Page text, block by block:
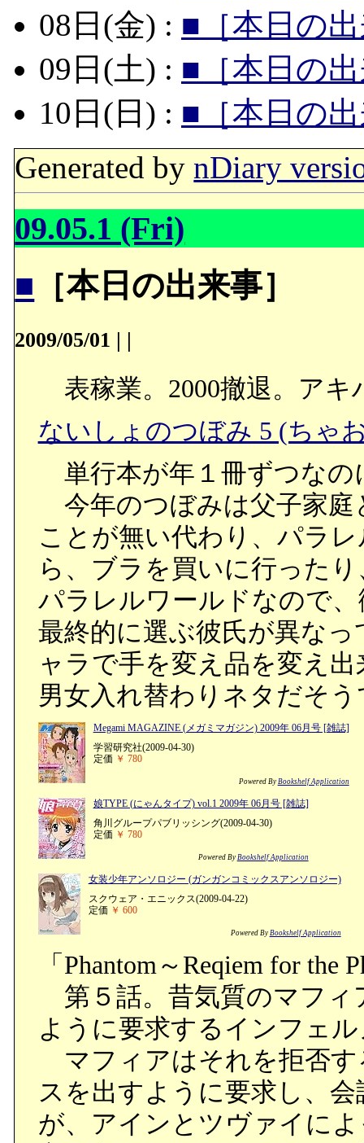
08日(金) : ■［本日の
09日(土) : ■［本日の
10日(日) : ■［本日の
Generated bynDiary
09.05.1 (Fri)
■ ［本日の出来事］
2009/05/01 | |
表稼業。2000撤退。アキ
ないしょのつぼみ 5 (ちゃ
単行本が年１冊ずつなの
今年のつぼみは父子家庭
ことが無い代わり、パラ
ら、ブラを買いに行った
パラレルワールドなので
最終的に選ぶ彼氏が異な
ャラで手を変え品を変え
男女入れ替わりネタだそ
Megami MAGAZINE (メガミマガジン) 2009年 06月号 [雑誌]
学習研究社(2009-04-30)
定価 ￥ 780
Powered By Bookshelf Application
娘TYPE (にゃんタイプ) vol.1 2009年 06月号 [雑誌]
角川グループパブリッシング(2009-04-30)
定価 ￥ 780
Powered By Bookshelf Application
女装少年アンソロジー (ガンガンコミックスアンソロジー)
スクウェア・エニックス(2009-04-22)
定価 ￥ 600
Powered By Bookshelf Application
「Phantom～Reqiem for
第５話。昔気質のマフィ
ように要求するインフェ
マフィアはそれを拒否す
スを出すように要求し、
が、アインとツヴァイに